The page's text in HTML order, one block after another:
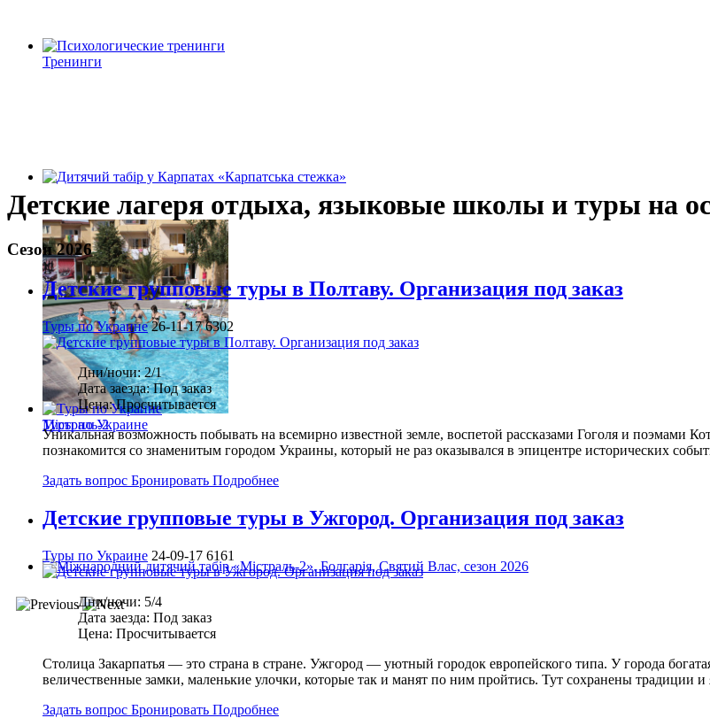
Тренинги
Містраль-2
Туры по Украине
Детские лагеря отдыха, языковые школы и туры на
Сезон 2026
Детские групповые туры в Полтаву. Организация под заказ
Туры по Украине 26-11-176302
Дни/ночи:2/1
Дата заезда:Под заказ
Цена:Просчитывается
Уникальная возможность побывать на всемирно известной земле, воспетой рассказами Гоголя и поэмами
познакомится со знаменитым городом Украины, который не раз оказывался в эпицентре исторических
Задать вопрос Бронировать Подробнее
Детские групповые туры в Ужгород. Организация под заказ
Туры по Украине 24-09-17 6161
Дни/ночи: 5/4
Дата заезда: Под заказ
Цена: Просчитывается
Столица Закарпатья — это страна в стране. Ужгород — уютный городок европейского типа. У города
величественные замки, маленькие улочки, которые так и манят по ним пройтись. Тут сохранены традиции и
Задать вопрос Бронировать Подробнее